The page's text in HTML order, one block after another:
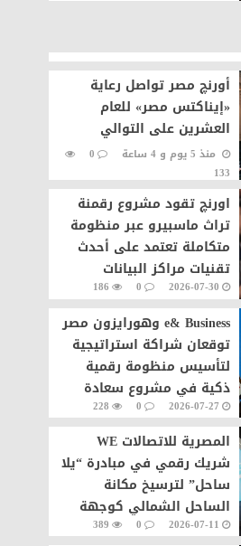
أورنچ مصر تواصل رعاية
«إيناكتس مصر» للعام
العشرين على التوالي
منذ 5 يوم و 4 ساعة
0
133
اورنچ تقود مشروع رقمنة
تراث ماسبيرو عبر منظومة
متكاملة تعتمد على أحدث
تقنيات مراكز البيانات
والذكاء الاصطناعى
2026-07-30
0
186
e& Business وهورايزون مصر
توقعان شراكة استراتيجية
لتأسيس منظومة رقمية
ذكية في مشروع سعادة
القاهرة الجديدة
2026-07-27
0
228
المصرية للاتصالات WE
شريك رقمي في مبادرة “يلا
ساحل” لترسيخ مكانة
الساحل الشمالي كوجهة
سياحية عالمية
2026-07-11
0
389